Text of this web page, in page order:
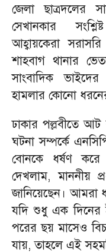
জেলা ছাত্রদলের
সেখানকার
আহ্বায়কেরা
শাহবাগ থানার
সাংবাদিক
হামলার কোনো
ঢাকার পল্লবীতে
ঘটনা সম্পর্কে
বোনকে ধর্ষণ
দেখলাম, মাননীয়
জানিয়েছেন। আমরা
যদি শুধু এক দিনের
পরের ছয় মাসেও
যায়, তাহলে এই